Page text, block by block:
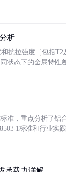
析
抗拉强度（包括
状态下的金属特性
准，重点分析了铝
1标准和行业实
承载力详解